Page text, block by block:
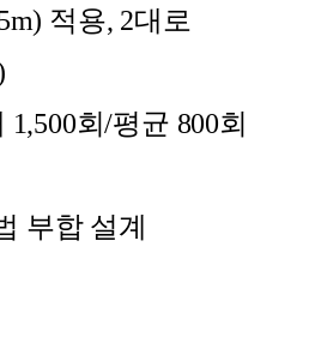
적용, 2대로
1,500회/평균 800회
부합 설계